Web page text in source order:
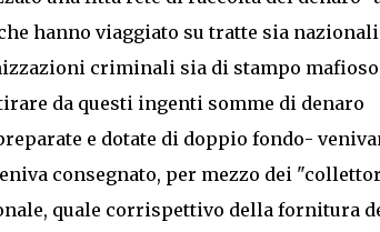
hanno viaggiato su tratte sia nazionali
criminali sia di stampo mafioso
da questi ingenti somme di denaro
e dotate di doppio fondo-
consegnato, per mezzo dei
quale corrispettivo della fornitura